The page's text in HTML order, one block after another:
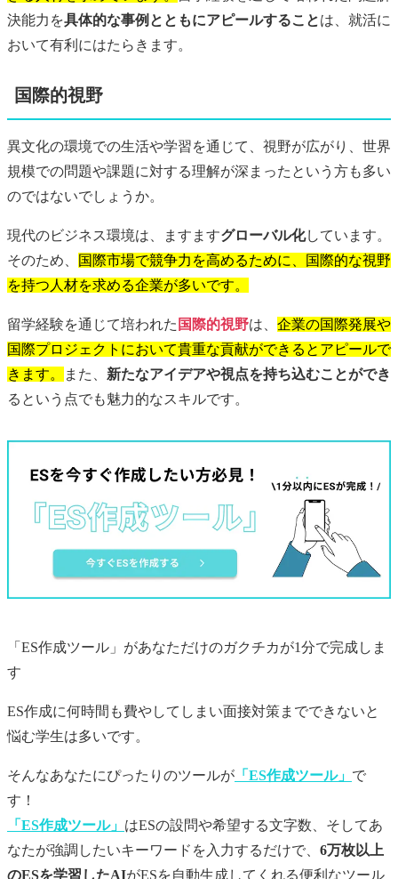
決能力を具体的な事例とともにアピールすることは、就活に
おいて有利にはたらきます。
国際的視野
異文化の環境での生活や学習を通じて、視野が広がり、世界
規模での問題や課題に対する理解が深まったという方も多い
のではないでしょうか。
現代のビジネス環境は、ますますグローバル化しています。
そのため、
国際市場で競争力を高めるために、国際的な視野
を持つ人材を求める企業が多いです。
留学経験を通じて培われた 国際的視野は、 企業の国際発展や
国際プロジェクトにおいて貴重な貢献ができるとアピールで
きます。
また、 新たなアイデアや視点を持ち込むことができ
るという点でも魅力的なスキルです。
「ES作成ツール」があなただけのガクチカが1分で完成しま
す
ES作成に何時間も費やしてしまい面接対策までできないと
悩む学生は多いです。
そんなあなたにぴったりのツールが 「ES作成ツール」 で
す！
「ES作成ツール」 はESの設問や希望する文字数、そしてあ
なたが強調したいキーワードを入力するだけで、 6万枚以上
のESを学習したAIがESを自動生成してくれる便利なツール